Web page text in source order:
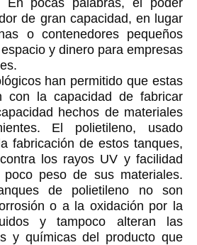
de gran capacidad, en lugar
o contenedores pequeños
y dinero para empresas
han permitido que estas
con la capacidad de fabricar
hechos de materiales
El polietileno, usado
fabricación de estos tanques,
los rayos UV y facilidad
peso de sus materiales.
de polietileno no son
o a la oxidación por la
y tampoco alteran las
y químicas del producto que